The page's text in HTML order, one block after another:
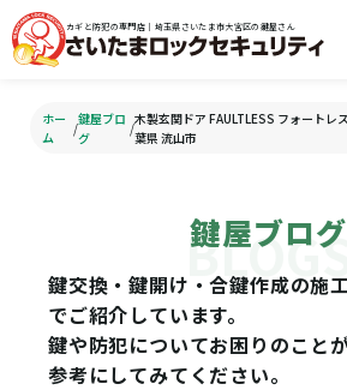
カギと防犯の専門店｜埼玉県さいたま市大宮区の鍵屋さん
ホー
ム
/
鍵屋ブロ
グ
/
木製玄関ドア FAULTLESS フォートレ
葉県 流山市
鍵屋ブログ
鍵交換・鍵開け・合鍵作成の施
でご紹介しています。
鍵や防犯についてお困りのこと
参考にしてみてください。